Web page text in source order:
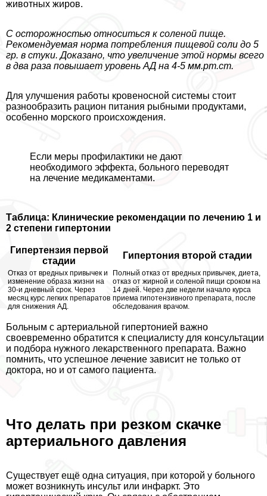
животных жиров.
С осторожностью относиться к соленой пище.
Рекомендуемая норма потрeбления пищевой соли до 5
гр. в стуки. Доказано, что увеличение этой нормы всего
в два раза повышает уровень АД на 4-5 мм.рт.ст.
Для улучшения работы кровеносной системы стоит
разнообразить рацион питания рыбными продуктами,
особенно морского происхождения.
Если меры профилактики не дают
необходимого эффекта, больного переводят
на лечение медикаментами.
Таблица: Клинические рекомендации по лечению 1 и
2 степени гипертонии
Гипертензия первой
стадии
Гипертония второй стадии
Отказ от вредных привычек и
изменение образа жизни на
30-и дневный срок. Через
месяц курс легких препаратов
для снижения АД.
Полный отказ от вредных привычек, диета,
отказ от жирной и соленой пищи сроком на
14 дней. Через две недели начало курса
приема гипотензивного препарата, после
обследования врачом.
Больным с артериальной гипертонией важно
своевременно обратится к специалисту для консультации
и подбора нужного лекарственного препарата. Важно
помнить, что успешное лечение зависит не только от
доктора, но и от самого пациента.
Что делать при резком скачке
артериального давления
Существует ещё одна ситуация, при которой у больного
может возникнуть инсульт или инфаркт. Это